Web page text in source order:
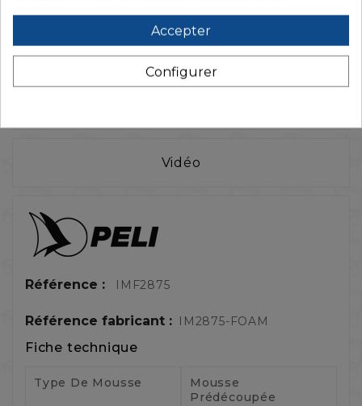
Vidéo
Référence : IMF2875
Référence fabricant : IM2875-FOAM
Fiche technique
Type De Mousse
Mousse
Prédécoupée
Accepter
Configurer